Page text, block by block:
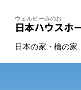
アクセス
ウェルビーみのお
日本ハウスホ
日本の家・檜の家